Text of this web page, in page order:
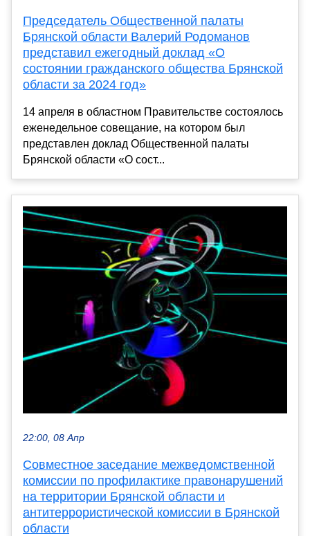
Председатель Общественной палаты
Брянской области Валерий Родоманов
представил ежегодный доклад «О
состоянии гражданского общества Брянской
области за 2024 год»
14 апреля в областном Правительстве состоялось
еженедельное совещание, на котором был
представлен доклад Общественной палаты
Брянской области «О сост...
22:00, 08 Апр
Совместное заседание межведомственной
комиссии по профилактике правонарушений
на территории Брянской области и
антитеррористической комиссии в Брянской
области